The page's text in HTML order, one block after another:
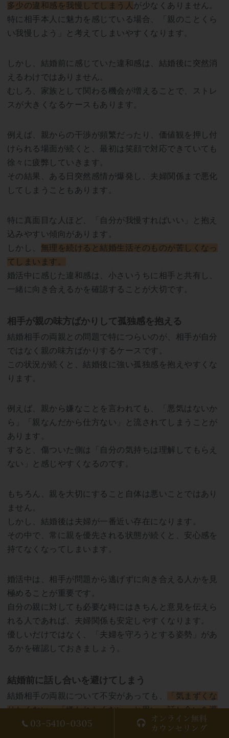
多少の違和感を我慢してしまう人 が少なくありません。
特に相手本人に魅力を感じている場合、「親のことくら
い我慢しよう」と考えてしまいやすくなります。
しかし、結婚前に感じていた違和感は、結婚後に突然消
えるわけではありません。
むしろ、家族として関わる機会が増えることで、ストレ
スが大きくなるケースもあります。
例えば、親からの干渉が頻繁だったり、価値観を押し付
けられる場面が続くと、最初は笑顔で対応できていても
徐々に疲弊していきます。
その結果、ある日突然感情が爆発し、夫婦関係まで悪化
してしまうこともあります。
特に真面目な人ほど、「自分が我慢すればいい」と抱え
込みやすい傾向があります。
しかし、 無理を続けると結婚生活そのものが苦しくなっ
てしまいます。
婚活中に感じた違和感は、小さいうちに相手と共有し、
一緒に向き合えるかを確認することが大切です。
相手が親の味方ばかりして孤独感を抱える
結婚相手の両親との問題で特につらいのが、相手が自分
ではなく親の味方ばかりするケースです。
この状況が続くと、結婚後に強い孤独感を抱えやすくな
ります。
例えば、親から嫌なことを言われても、「悪気はないか
ら」「親なんだから仕方ない」と流されてしまうことが
あります。
すると、傷ついた側は「自分の気持ちは理解してもらえ
ない」と感じやすくなるのです。
もちろん、親を大切にすること自体は悪いことではあり
ません。
しかし、結婚後は夫婦が一番近い存在になります。
その中で、常に親を優先される状態が続くと、安心感を
持てなくなってしまいます。
婚活中は、相手が問題から逃げずに向き合える人かを見
極めることが重要です。
自分の親に対しても必要な時にはきちんと意見を伝えら
れる人であれば、夫婦関係も安定しやすくなります。
優しいだけではなく、「夫婦を守ろうとする姿勢」があ
るかを確認しておきましょう。
結婚前に話し合いを避けてしまう
結婚相手の両親について不安があっても、
「気まずくな
りたくない」「嫌われたくない」と思い、話し合いを避
けてしまう人も多くいます。